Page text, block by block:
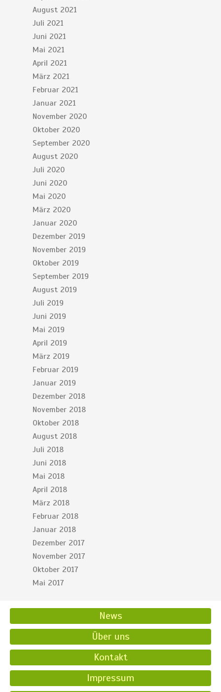
August 2021
Juli 2021
Juni 2021
Mai 2021
April 2021
März 2021
Februar 2021
Januar 2021
November 2020
Oktober 2020
September 2020
August 2020
Juli 2020
Juni 2020
Mai 2020
März 2020
Januar 2020
Dezember 2019
November 2019
Oktober 2019
September 2019
August 2019
Juli 2019
Juni 2019
Mai 2019
April 2019
März 2019
Februar 2019
Januar 2019
Dezember 2018
November 2018
Oktober 2018
August 2018
Juli 2018
Juni 2018
Mai 2018
April 2018
März 2018
Februar 2018
Januar 2018
Dezember 2017
November 2017
Oktober 2017
Mai 2017
News
Über uns
Kontakt
Impressum